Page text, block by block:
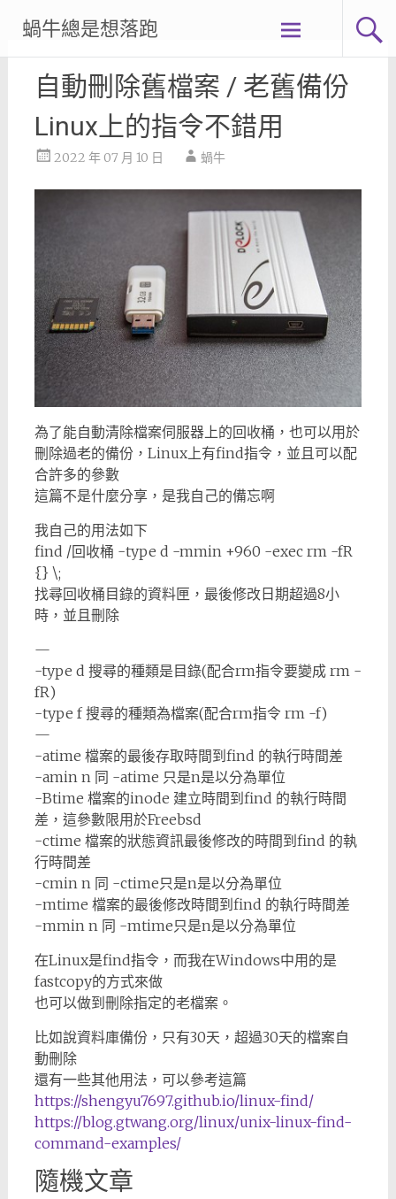
content
蝸牛總是想落跑
自動刪除舊檔案 / 老舊備份
Linux上的指令不錯用
2022 年 07 月 10 日 蝸牛
為了能自動清除檔案伺服器上的回收桶，也可以用於
刪除過老的備份，Linux上有find指令，並且可以配
合許多的參數
這篇不是什麼分享，是我自己的備忘啊
我自己的用法如下
find /回收桶 -type d -mmin +960 -exec rm -fR
{} \;
找尋回收桶目錄的資料匣，最後修改日期超過8小
時，並且刪除
—
-type d 搜尋的種類是目錄(配合rm指令要變成 rm -
fR)
-type f 搜尋的種類為檔案(配合rm指令 rm -f)
—
-atime 檔案的最後存取時間到find 的執行時間差
-amin n 同 -atime 只是n是以分為單位
-Btime 檔案的inode 建立時間到find 的執行時間
差，這參數限用於Freebsd
-ctime 檔案的狀態資訊最後修改的時間到find 的執
行時間差
-cmin n 同 -ctime只是n是以分為單位
-mtime 檔案的最後修改時間到find 的執行時間差
-mmin n 同 -mtime只是n是以分為單位
在Linux是find指令，而我在Windows中用的是
fastcopy的方式來做
也可以做到刪除指定的老檔案。
比如說資料庫備份，只有30天，超過30天的檔案自
動刪除
還有一些其他用法，可以參考這篇
https://shengyu7697.github.io/linux-find/
https://blog.gtwang.org/linux/unix-linux-find-
command-examples/
隨機文章